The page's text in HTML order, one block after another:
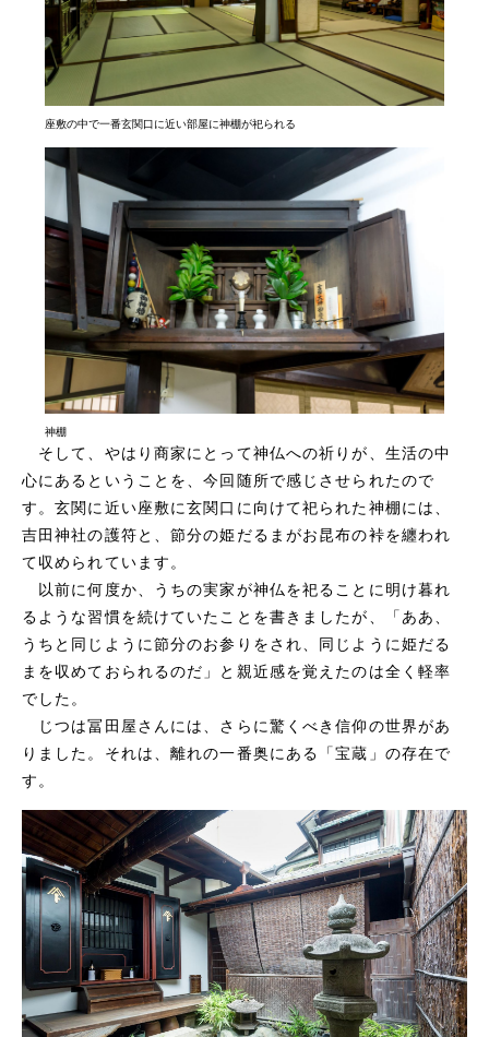
座敷の中で一番玄関口に近い部屋に神棚が祀られる
神棚
そして、やはり商家にとって神仏への祈りが、生活の中
心にあるということを、今回随所で感じさせられたので
す。玄関に近い座敷に玄関口に向けて祀られた神棚には、
吉田神社の護符と、節分の姫だるまがお昆布の裃を纏われ
て収められています。
以前に何度か、うちの実家が神仏を祀ることに明け暮れ
るような習慣を続けていたことを書きましたが、「ああ、
うちと同じように節分のお参りをされ、同じように姫だる
まを収めておられるのだ」と親近感を覚えたのは全く軽率
でした。
じつは冨田屋さんには、さらに驚くべき信仰の世界があ
りました。それは、離れの一番奥にある「宝蔵」の存在で
す。